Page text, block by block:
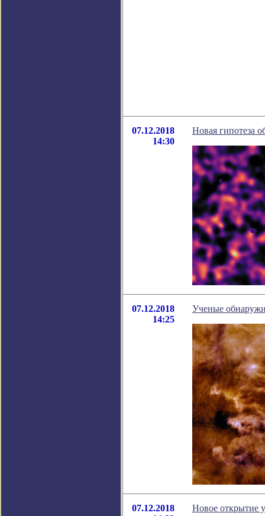
07.12.2018
14:30
Новая гипотеза
07.12.2018
14:25
Ученые
07.12.2018
Новое открытие